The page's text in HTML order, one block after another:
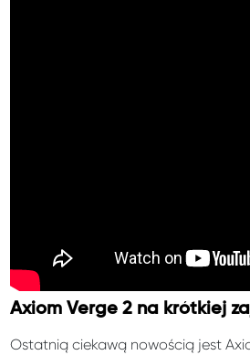
Axiom Verge 2 na krótkiej
Ostatnią ciekawą nowością jest